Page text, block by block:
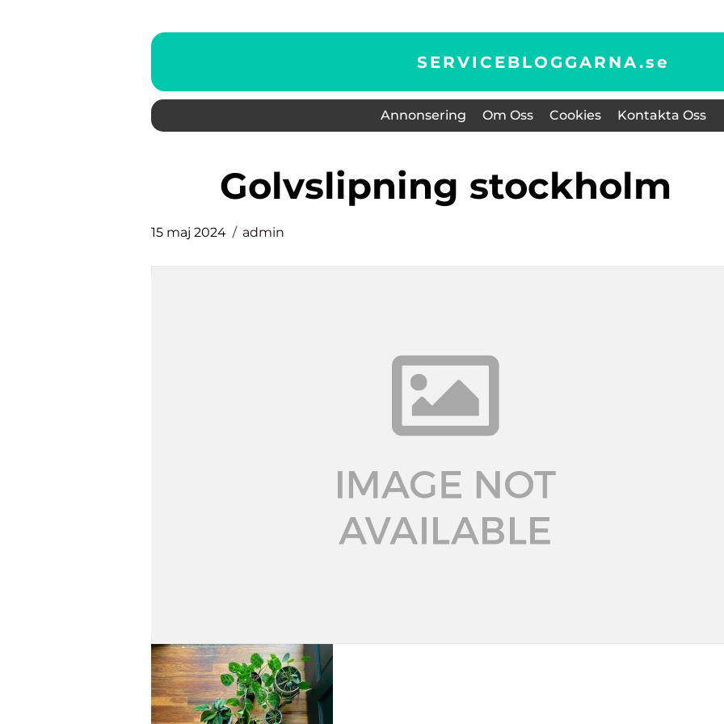
SERVICEBLOGGARNA.se
Annonsering Om Oss Cookies Kontakta Oss
golvslipning stockholm
15 maj 2024 admin